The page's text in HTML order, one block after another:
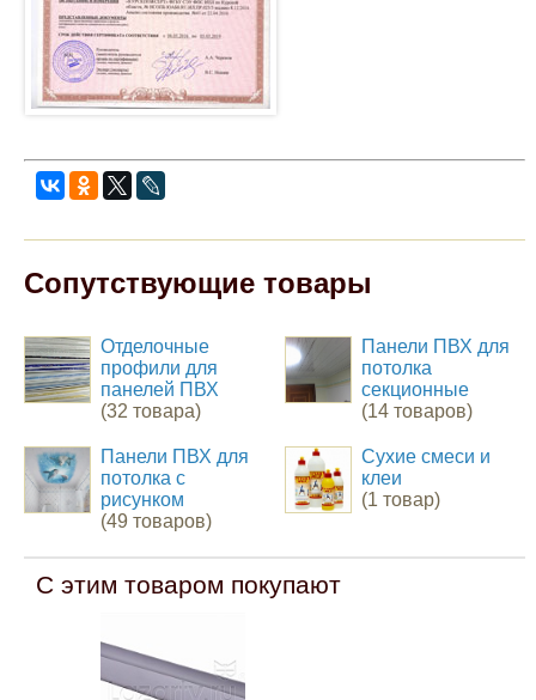
Сопутствующие товары
Отделочные
профили для
панелей ПВХ
(32 товара)
Панели ПВХ для
потолка
секционные
(14 товаров)
Панели ПВХ для
потолка с
рисунком
(49 товаров)
Сухие смеси и
клеи
(1 товар)
С этим товаром покупают